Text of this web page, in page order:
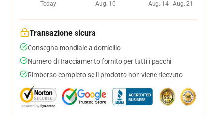
Today
Aug. 10
Aug. 14 - Aug. 21
Transazione sicura
Consegna mondiale a domicilio
Numero di tracciamento fornito per tutti i pacchi
Rimborso completo se il prodotto non viene ricevuto